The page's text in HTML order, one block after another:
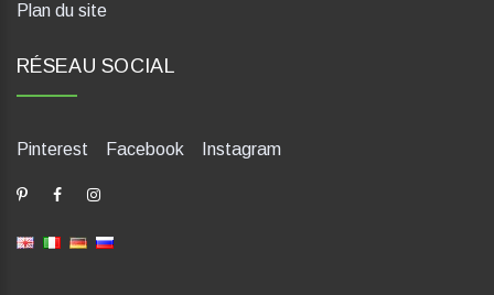
Plan du site
RÉSEAU SOCIAL
Pinterest Facebook Instagram